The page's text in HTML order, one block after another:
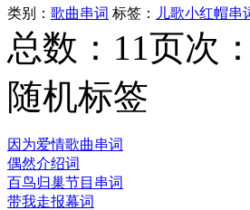
类别： 歌曲串词 标签： 儿歌小红帽串
总数：11页次
随机标签
因为爱情歌曲串词
偶然介绍词
百鸟归巢节目串词
带我走报幕词